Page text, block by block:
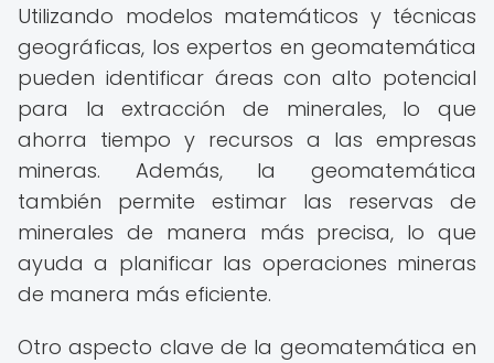
Utilizando modelos matemáticos y técnicas
geográficas, los expertos en geomatemática
pueden identificar áreas con alto potencial
para la extracción de minerales, lo que
ahorra tiempo y recursos a las empresas
mineras. Además, la geomatemática
también permite estimar las reservas de
minerales de manera más precisa, lo que
ayuda a planificar las operaciones mineras
de manera más eficiente.
Otro aspecto clave de la geomatemática en